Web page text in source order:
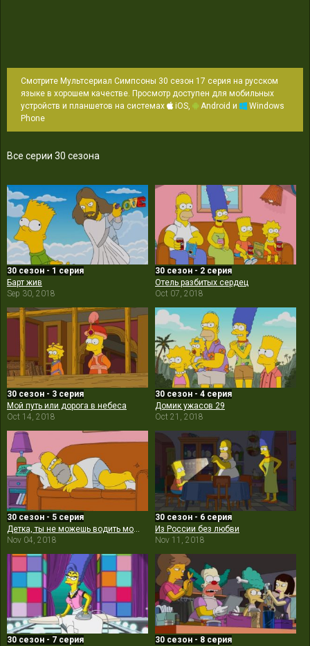
Смотрите Мультсериал Симпсоны 30 сезон 17 серия на русском
языке в хорошем качестве. Просмотр доступен для мобильных
устройств и планшетов на системах
iOS, Android и
Windows
Phone
Все серии 30 сезона
30 сезон - 1 серия
Барт жив
Sep 30, 2018
30 сезон - 2 серия
Отель разбитых сердец
Oct 07, 2018
30 сезон - 3 серия
Мой путь или дорога в небеса
Oct 14, 2018
30 сезон - 4 серия
Домик ужасов 29
Oct 21, 2018
30 сезон - 5 серия
Nov 04, 2018
30 сезон - 6 серия
Из России без любви
Nov 11, 2018
30 сезон - 7 серия
30 сезон - 8 серия